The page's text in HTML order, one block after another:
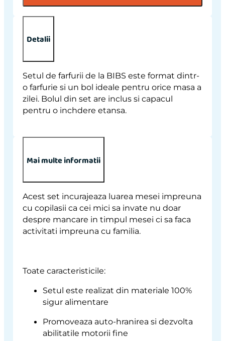
hranire,
Detalii
Setul de farfurii de la BIBS este format dintr-
o farfurie si un bol ideale pentru orice masa a
zilei. Bolul din set are inclus si capacul
pentru o inchdere etansa.
Mai multe informatii
Acest set incurajeaza luarea mesei impreuna
cu copilasii ca cei mici sa invate nu doar
despre mancare in timpul mesei ci sa faca
activitati impreuna cu familia.
Toate caracteristicile:
Setul este realizat din materiale 100%
sigur alimentare
Promoveaza auto-hranirea si dezvolta
abilitatile motorii fine